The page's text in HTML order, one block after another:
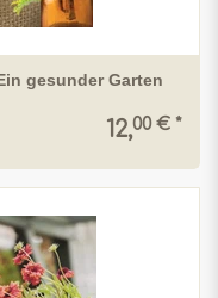
gesunder Garten
12,00 € *